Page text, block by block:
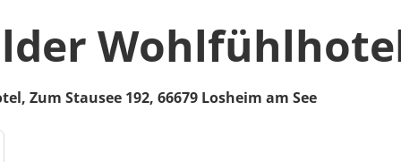
Zum Stausee 192, 66679 Losheim am See